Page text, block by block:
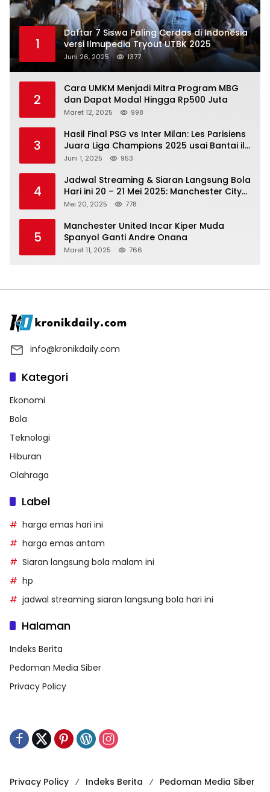
1
Daftar 7 Siswa Paling Cerdas di Indonesia
versi Ilmupedia Tryout UTBK 2025
Juni 26, 2025 1377
2
Cara UMKM Menjadi Mitra Program MBG
dan Dapat Modal Hingga Rp500 Juta
Maret 12, 2025 998
3
Hasil Final PSG vs Inter Milan: Les Parisiens
Juara Liga Champions 2025 usai Bantai il
Nerazzurri
Juni 1, 2025 953
4
Jadwal Streaming & Siaran Langsung Bola
Hari ini 20 – 21 Mei 2025: Manchester City
vs Bournemouth
Mei 20, 2025 778
5
Manchester United Incar Kiper Muda
Spanyol Ganti Andre Onana
Maret 11, 2025 766
info@kronikdaily.com
Kategori
Ekonomi
Bola
Teknologi
Hiburan
Olahraga
Label
harga emas hari ini
harga emas antam
Siaran langsung bola malam ini
hp
jadwal streaming siaran langsung bola hari ini
Halaman
Indeks Berita
Pedoman Media Siber
Privacy Policy
Privacy Policy Indeks Berita Pedoman Media Siber